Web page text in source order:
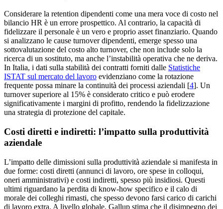
Considerare la retention dipendenti come una mera voce di costo nel
bilancio HR è un errore prospettico. Al contrario, la capacità di
fidelizzare il personale è un vero e proprio asset finanziario. Quando
si analizzano le cause turnover dipendenti, emerge spesso una
sottovalutazione del costo alto turnover, che non include solo la
ricerca di un sostituto, ma anche l’instabilità operativa che ne deriva.
In Italia, i dati sulla stabilità dei contratti forniti dalle Statistiche
ISTAT sul mercato del lavoro evidenziano come la rotazione
frequente possa minare la continuità dei processi aziendali [4]. Un
turnover superiore al 15% è considerato critico e può erodere
significativamente i margini di profitto, rendendo la fidelizzazione
una strategia di protezione del capitale.
Costi diretti e indiretti: l’impatto sulla produttività
aziendale
L’impatto delle dimissioni sulla produttività aziendale si manifesta in
due forme: costi diretti (annunci di lavoro, ore spese in colloqui,
oneri amministrativi) e costi indiretti, spesso più insidiosi. Questi
ultimi riguardano la perdita di know-how specifico e il calo di
morale dei colleghi rimasti, che spesso devono farsi carico di carichi
di lavoro extra. A livello globale, Gallup stima che il disimpegno dei